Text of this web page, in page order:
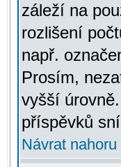
záleží na
rozlišení
např.
Prosím,
vyšší
příspěvků
Návrat nahoru